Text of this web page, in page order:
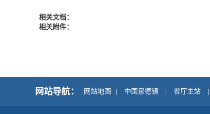
相关文档：
相关附件：
网站导航： 网站地图 | 中国景德镇 | 省厅主站 |